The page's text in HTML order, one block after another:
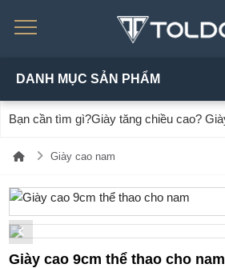
DANH MỤC SẢN PHẨM
Giày cao nam
Giày cao 9cm thể thao cho nam